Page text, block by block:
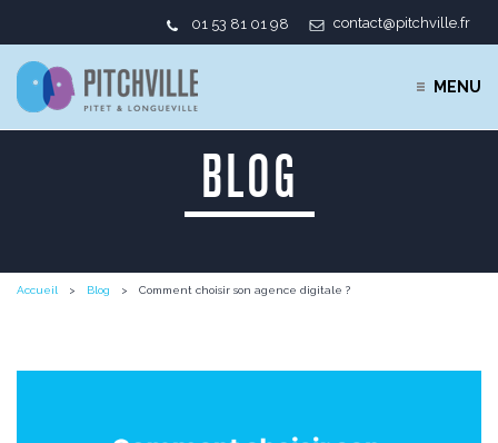
01 53 81 01 98 contact@pitchville.fr
MENU
BLOG
Accueil Blog Comment choisir son agence digitale ?